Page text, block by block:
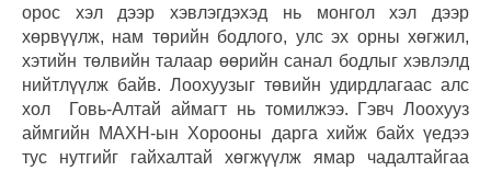
орос хэл дээр хэвлэгдэхэд нь монгол хэл дээр
хөрвүүлж, нам төрийн бодлого, улс эх орны хөгжил,
хэтийн төлвийн талаар өөрийн санал бодлыг хэвлэлд
нийтлүүлж байв. Лоохуузыг төвийн удирдлагаас алс
хол Говь-Алтай аймагт нь томилжээ. Гэвч Лоохууз
аймгийн МАХН-ын Хорооны дарга хийж байх үедээ
тус нутгийг гайхалтай хөгжүүлж ямар чадалтайгаа